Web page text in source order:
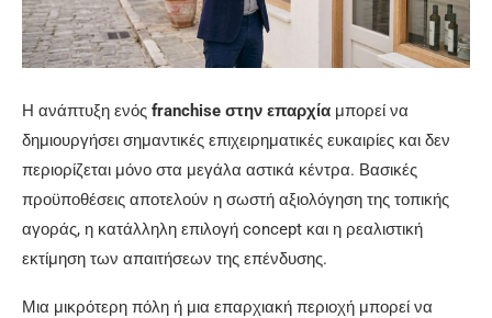
Η ανάπτυξη ενός franchise στην επαρχία μπορεί να
δημιουργήσει σημαντικές επιχειρηματικές ευκαιρίες και δεν
περιορίζεται μόνο στα μεγάλα αστικά κέντρα. Βασικές
προϋποθέσεις αποτελούν η σωστή αξιολόγηση της τοπικής
αγοράς, η κατάλληλη επιλογή concept και η ρεαλιστική
εκτίμηση των απαιτήσεων της επένδυσης.
Μια μικρότερη πόλη ή μια επαρχιακή περιοχή μπορεί να